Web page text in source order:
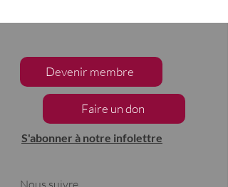
Devenir membre
Faire un don
S'abonner à notre infolettre
Nous suivre